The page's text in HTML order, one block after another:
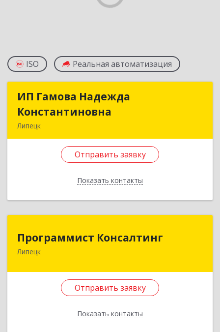
ISO Реальная автоматизация
ИП Гамова Надежда
Константиновна
Липецк
Отправить заявку
Показать контакты
ИП Гамова Надежда
Константиновна
дом № 51/3, кв.3
Программист Консалтинг
Липецк
Отправить заявку
Показать контакты
Отправить заявку